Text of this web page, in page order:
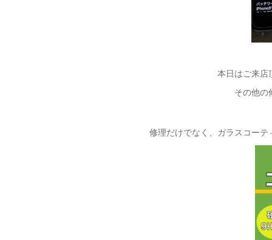
本日はご来店
その他の
修理だけでなく、ガラスコー